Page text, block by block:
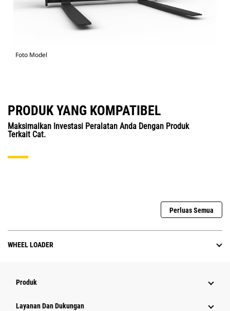
Foto Model
PRODUK YANG KOMPATIBEL
Maksimalkan Investasi Peralatan Anda Dengan Produk
Terkait Cat.
Perluas Semua
WHEEL LOADER
Produk
Layanan Dan Dukungan